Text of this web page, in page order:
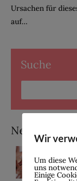
Ursachen für
auf...
Suche
Neueste
Wir
Um diese
uns
Einige